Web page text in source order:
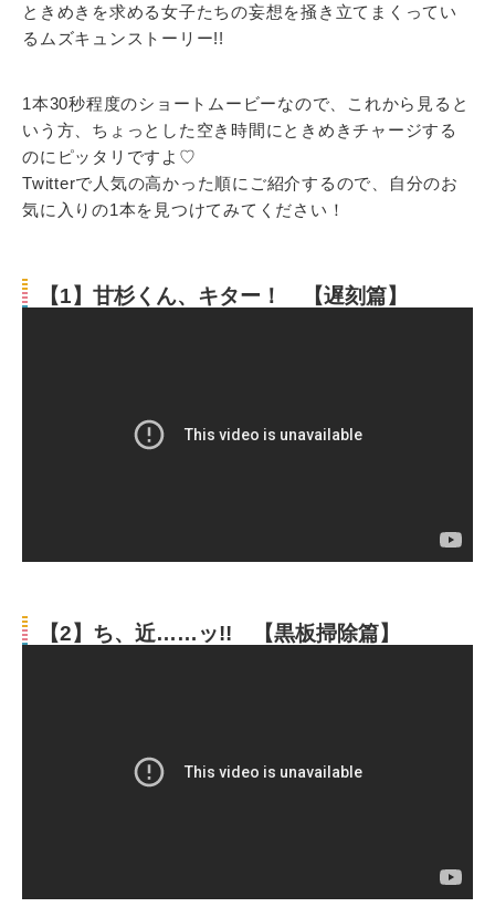
ときめきを求める女子たちの妄想を掻き立てまくってい
るムズキュンストーリー!!
1本30秒程度のショートムービーなので、これから見ると
いう方、ちょっとした空き時間にときめきチャージする
のにピッタリですよ♡
Twitterで人気の高かった順にご紹介するので、自分のお
気に入りの1本を見つけてみてください！
【1】甘杉くん、キター！ 【遅刻篇】
【2】ち、近……ッ!! 【黒板掃除篇】